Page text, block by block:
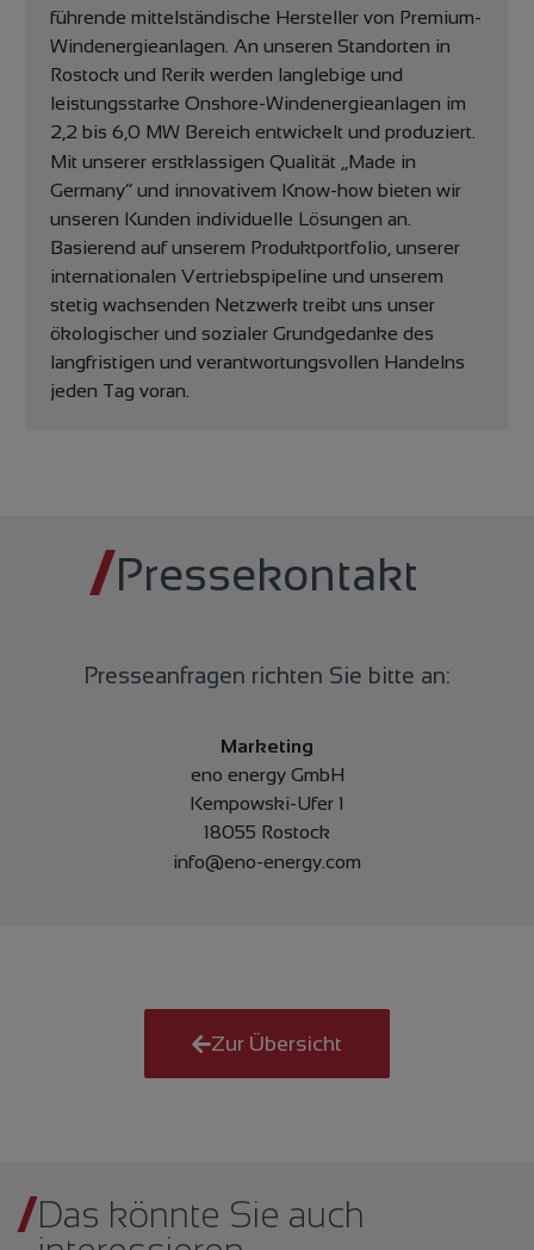
führende mittelständische Hersteller von Premium-
Windenergieanlagen. An unseren Standorten in
Rostock und Rerik werden langlebige und
leistungsstarke Onshore-Windenergieanlagen im
2,2 bis 6,0 MW Bereich entwickelt und produziert.
Mit unserer erstklassigen Qualität „Made in
Germany“ und innovativem Know-how bieten wir
unseren Kunden individuelle Lösungen an.
Basierend auf unserem Produktportfolio, unserer
internationalen Vertriebspipeline und unserem
stetig wachsenden Netzwerk treibt uns unser
ökologischer und sozialer Grundgedanke des
langfristigen und verantwortungsvollen Handelns
jeden Tag voran.
Pressekontakt
Presseanfragen richten Sie bitte an:
Marketing
eno energy GmbH
Kempowski-Ufer 1
18055 Rostock
info@eno-energy.com
Zur Übersicht
Das könnte Sie auch